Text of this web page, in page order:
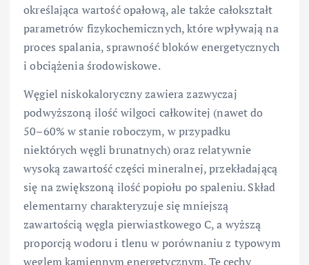
określająca wartość opałową, ale także całokształt
parametrów fizykochemicznych, które wpływają na
proces spalania, sprawność bloków energetycznych
i obciążenia środowiskowe.
Węgiel niskokaloryczny zawiera zazwyczaj
podwyższoną ilość wilgoci całkowitej (nawet do
50–60% w stanie roboczym, w przypadku
niektórych węgli brunatnych) oraz relatywnie
wysoką zawartość części mineralnej, przekładającą
się na zwiększoną ilość popiołu po spaleniu. Skład
elementarny charakteryzuje się mniejszą
zawartością węgla pierwiastkowego C, a wyższą
proporcją wodoru i tlenu w porównaniu z typowym
węglem kamiennym energetycznym. Te cechy